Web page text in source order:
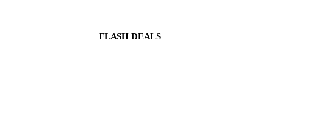
FLASH DEALS